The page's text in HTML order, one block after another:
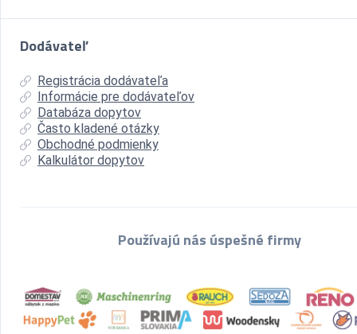
Dodávateľ
Registrácia dodávateľa
Informácie pre dodávateľov
Databáza dopytov
Často kladené otázky
Obchodné podmienky
Kalkulátor dopytov
Používajú nás úspešné firmy